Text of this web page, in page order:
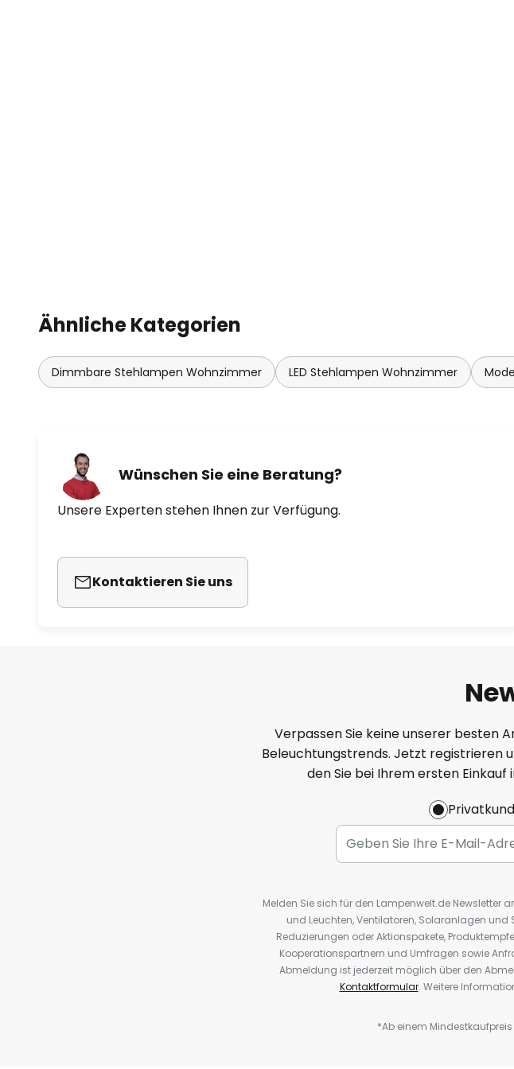
Ähnliche Kategorien
Dimmbare Stehlampen Wohnzimmer LED Stehlampen Wohnzimmer
Wünschen Sie eine Beratung?
Unsere Experten stehen Ihnen zur Verfügung.
Kontaktieren Sie uns
Verpassen Sie keine unserer besten
Beleuchtungstrends. Jetzt registrieren
den Sie bei Ihrem ersten
Melden Sie sich für den Lampenwelt.de Newsletter
und Leuchten, Ventilatoren, Solaranlagen und
Reduzierungen oder Aktionspakete,
Kooperationspartnern und Umfragen sowie
Abmeldung ist jederzeit möglich über den
Kontaktformular. Weitere
*Ab einem